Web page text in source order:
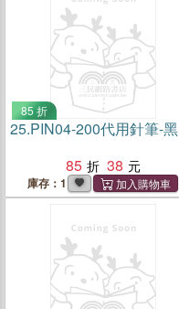
85 折
25.PIN04-200代用針筆-黑
85
38
庫存：1